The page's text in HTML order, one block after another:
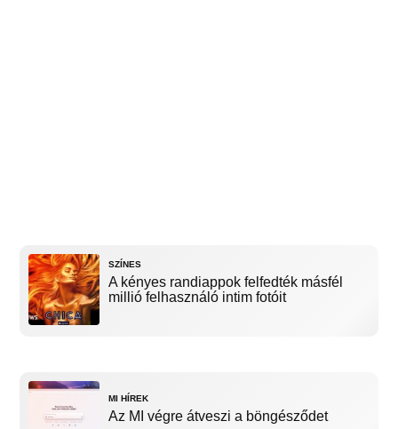
SZÍNES
A kényes randiappok felfedték másfél
millió felhasználó intim fotóit
MI HÍREK
Az MI végre átveszi a böngésződet